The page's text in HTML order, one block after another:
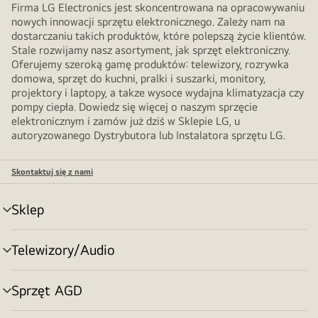
Firma LG Electronics jest skoncentrowana na opracowywaniu
nowych innowacji sprzętu elektronicznego. Zależy nam na
dostarczaniu takich produktów, które polepszą życie klientów.
Stale rozwijamy nasz asortyment, jak sprzęt elektroniczny.
Oferujemy szeroką gamę produktów: telewizory, rozrywka
domowa, sprzęt do kuchni, pralki i suszarki, monitory,
projektory i laptopy, a takze wysoce wydajna klimatyzacja czy
pompy ciepła. Dowiedz się więcej o naszym sprzęcie
elektronicznym i zamów już dziś w Sklepie LG, u
autoryzowanego Dystrybutora lub Instalatora sprzętu LG.
Skontaktuj się z nami
Sklep
Przełącznik
menu
Telewizory/Audio
Przełącznik
menu
Sprzęt AGD
Przełącznik
menu